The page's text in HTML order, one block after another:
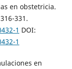
en obstetricia.
331.
1 DOI:
1
en